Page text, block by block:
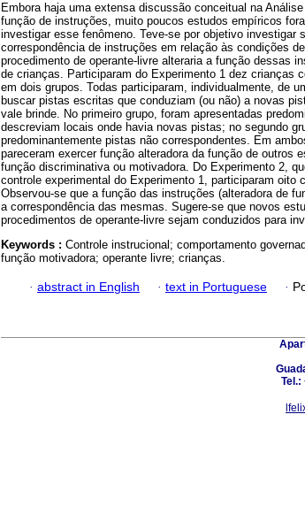
Embora haja uma extensa discussão conceitual na
função de instruções, muito poucos estudos empíricos
investigar esse fenômeno. Teve-se por objetivo investigar
correspondência de instruções em relação às condições
procedimento de operante-livre alteraria a função dessas
de crianças. Participaram do Experimento 1 dez crianças
em dois grupos. Todas participaram, individualmente, de
buscar pistas escritas que conduziam (ou não) a novas
vale brinde. No primeiro grupo, foram apresentadas
descreviam locais onde havia novas pistas; no segundo
predominantemente pistas não correspondentes. Em
pareceram exercer função alteradora da função de outros
função discriminativa ou motivadora. Do Experimento 2,
controle experimental do Experimento 1, participaram oito
Observou-se que a função das instruções (alteradora de
a correspondência das mesmas. Sugere-se que novos
procedimentos de operante-livre sejam conduzidos para
Keywords : Controle instrucional; comportamento
função motivadora; operante livre; crianças.
· abstract in English · text in Portuguese ·
Tel.: